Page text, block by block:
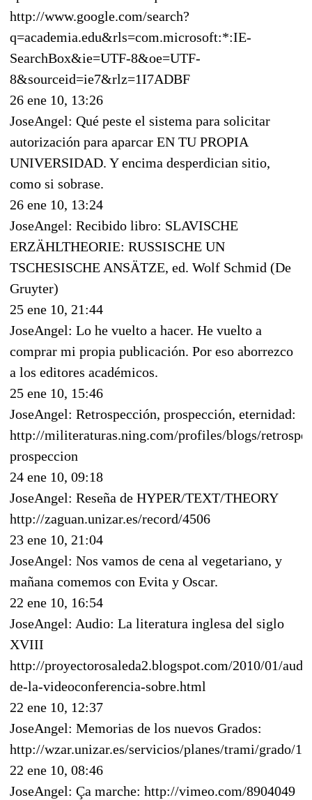
http://www.google.com/search?
q=academia.edu&rls=com.microsoft:*:IE-
SearchBox&ie=UTF-8&oe=UTF-
8&sourceid=ie7&rlz=1I7ADBF
26 ene 10, 13:26
JoseAngel: Qué peste el sistema para solicitar
autorización para aparcar EN TU PROPIA
UNIVERSIDAD. Y encima desperdician sitio,
como si sobrase.
26 ene 10, 13:24
JoseAngel: Recibido libro: SLAVISCHE
ERZÄHLTHEORIE: RUSSISCHE UN
TSCHESISCHE ANSÄTZE, ed. Wolf Schmid (De
Gruyter)
25 ene 10, 21:44
JoseAngel: Lo he vuelto a hacer. He vuelto a
comprar mi propia publicación. Por eso aborrezco
a los editores académicos.
25 ene 10, 15:46
JoseAngel: Retrospección, prospección, eternidad:
http://militeraturas.ning.com/profiles/blogs/
prospeccion
24 ene 10, 09:18
JoseAngel: Reseña de HYPER/TEXT/THEORY
http://zaguan.unizar.es/record/4506
23 ene 10, 21:04
JoseAngel: Nos vamos de cena al vegetariano, y
mañana comemos con Evita y Oscar.
22 ene 10, 16:54
JoseAngel: Audio: La literatura inglesa del siglo
XVIII
http://proyectorosaleda2.blogspot.com/2010/01/
de-la-videoconferencia-sobre.html
22 ene 10, 12:37
JoseAngel: Memorias de los nuevos Grados:
http://wzar.unizar.es/servicios/planes/trami/grado/
22 ene 10, 08:46
JoseAngel: Ça marche: http://vimeo.com/8904049